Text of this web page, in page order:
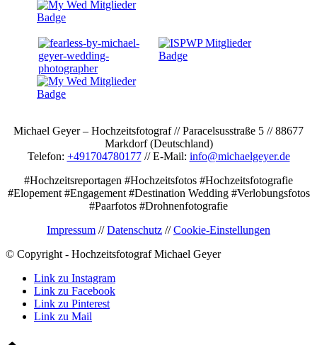
Michael Geyer – Hochzeitsfotograf // Paracelsusstraße 5 // 88677
Markdorf (Deutschland)
Telefon: +491704780177// E-Mail: info@michaelgeyer.de
#Hochzeitsreportagen #Hochzeitsfotos #Hochzeitsfotografie
#Elopement #Engagement #Destination Wedding #Verlobungsfotos
#Paarfotos #Drohnenfotografie
Impressum //Datenschutz //Cookie-Einstellungen
© Copyright - Hochzeitsfotograf Michael Geyer
Link zu Instagram
Link zu Facebook
Link zu Pinterest
Link zu Mail